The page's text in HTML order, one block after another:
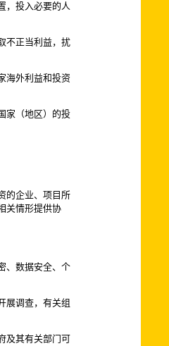
，投入必要的人
不正当利益，扰
海外利益和投资
家（地区）的投
的企业、项目所
关情形提供协
、数据安全、个
展调查，有关组
及其有关部门可